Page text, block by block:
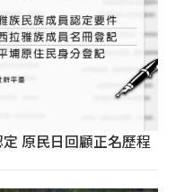
原民日回顧正名歷程